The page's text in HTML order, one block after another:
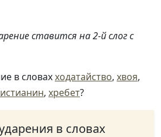
ставится на 2-й слог с
в словахходатайство, хвоя,
, хребет?
в словах